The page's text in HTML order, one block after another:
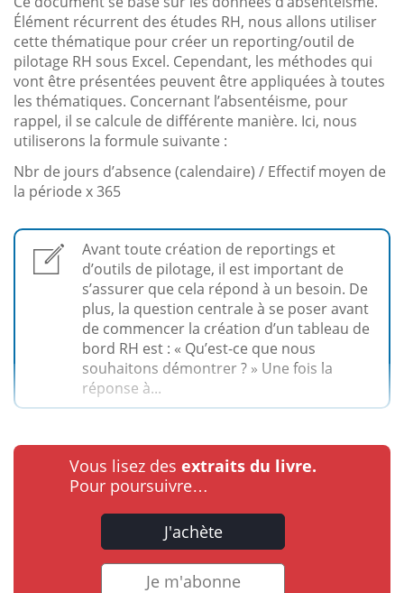
Élément récurrent des études RH, nous allons utiliser
cette thématique pour créer un reporting/outil de
pilotage RH sous Excel. Cependant, les méthodes qui
vont être présentées peuvent être appliquées à toutes
les thématiques. Concernant l’absentéisme, pour
rappel, il se calcule de différente manière. Ici, nous
utiliserons la formule suivante :
Nbr de jours d’absence (calendaire) / Effectif moyen de
la période x 365
Avant toute création de reportings et
d’outils de pilotage, il est important de
s’assurer que cela répond à un besoin. De
plus, la question centrale à se poser avant
de commencer la création d’un tableau de
bord RH est : « Qu’est-ce que nous
souhaitons démontrer ? » Une fois la
réponse à...
Vous lisez des extraits du livre.
Pour poursuivre…
J'achète
Je m'abonne